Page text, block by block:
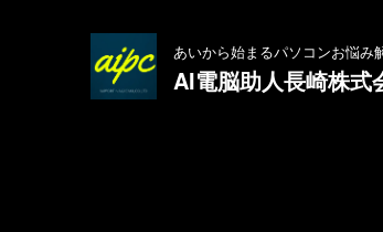
あいから始まるパソコンお悩み
AI電脳助人長崎株式